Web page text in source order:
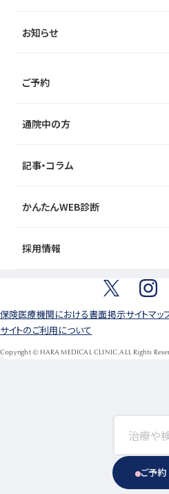
お知らせ
通院中の方
ご予約
記事・コラム
かんたんWEB診断
採用情報
保険医療機関における書面掲示サイトマッ
サイトのご利用について
Copyright © HARA MEDICAL CLINIC.ALL Rights
ご予約